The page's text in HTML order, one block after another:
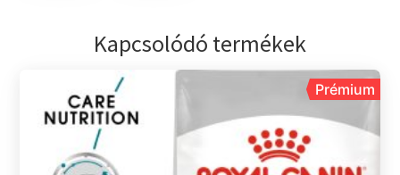
Kapcsolódó termékek
Prémium